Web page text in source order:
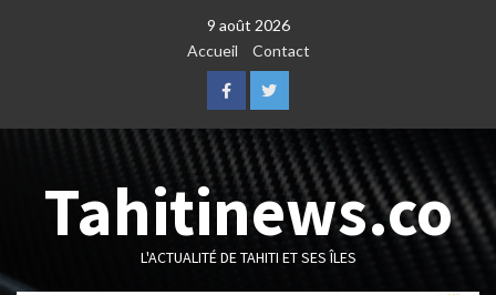
9 août 2026
Accueil
Contact
FacebookTwitter
Tahitinews.co
L'ACTUALITÉ DE TAHITI ET SES ÎLES